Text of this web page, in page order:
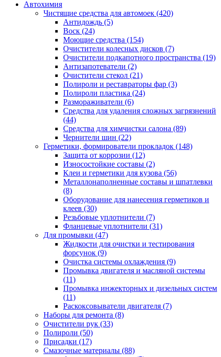
Автохимия
Чистящие средства для автомоек (420)
Антидождь (5)
Воск (24)
Моющие средства (154)
Очистители колесных дисков (7)
Очистители подкапотного пространства (19)
Антизапотеватели (2)
Очистители стекол (21)
Полироли и реставраторы фар (3)
Полироли пластика (24)
Размораживатели (6)
Средства для удаления сложных загрязнений
(44)
Средства для химчистки салона (89)
Чернители шин (22)
Герметики, формирователи прокладок (148)
Защита от коррозии (12)
Износостойкие составы (2)
Клеи и герметики для кузова (56)
Металлонаполненные составы и шпатлевки
(8)
Оборудование для нанесения герметиков и
клеев (30)
Резьбовые уплотнители (7)
Фланцевые уплотнители (31)
Для промывки (47)
Жидкости для очистки и тестирования
форсунок (9)
Очистка системы охлаждения (9)
Промывка двигателя и масляной системы
(11)
Промывка инжекторных и дизельных систем
(11)
Раскоксовыватели двигателя (7)
Наборы для ремонта (8)
Очистители рук (33)
Полироли (50)
Присадки (17)
Смазочные материалы (88)